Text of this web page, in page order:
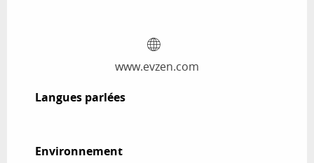
www.evzen.com
Langues parlées
Langues parlées
Environnement
Environnement